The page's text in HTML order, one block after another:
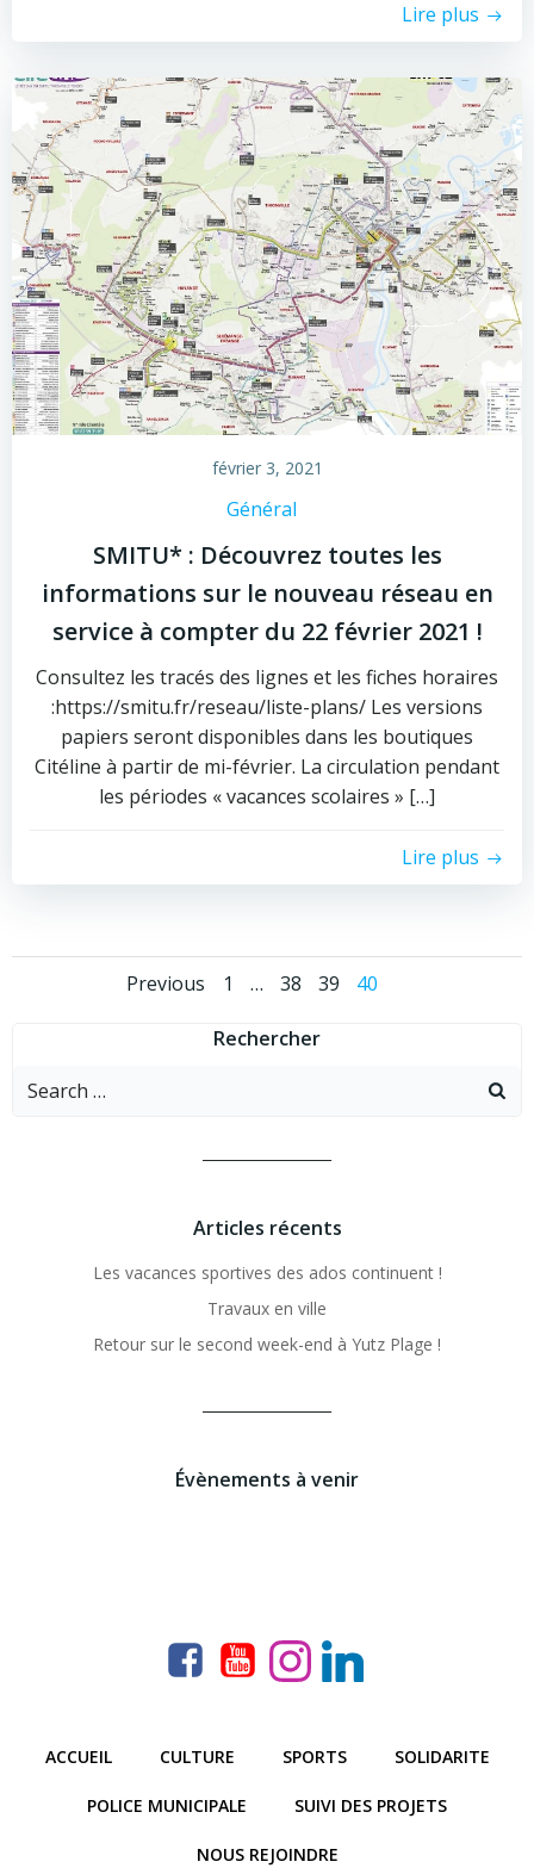
Lire plus
février 3, 2021
Général
SMITU* : Découvrez toutes les
informations sur le nouveau réseau en
service à compter du 22 février 2021 !
Consultez les tracés des lignes et les fiches horaires
:https://smitu.fr/reseau/liste-plans/ Les versions
papiers seront disponibles dans les boutiques
Citéline à partir de mi-février. La circulation pendant
les périodes « vacances scolaires » […]
Lire plus
Posts
navigation
Previous
Posts
navigation
Page
1 … Page
38 Page
39 Page
40
Rechercher
Search
Articles récents
Les vacances sportives des ados continuent !
Travaux en ville
Retour sur le second week-end à Yutz Plage !
Évènements à venir
ACCUEIL CULTURE SPORTS SOLIDARITE
POLICE MUNICIPALE SUIVI DES PROJETS
NOUS REJOINDRE